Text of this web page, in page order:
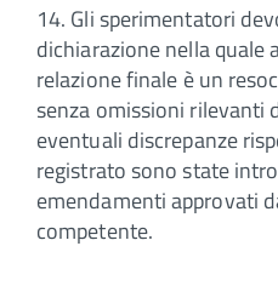
14. Gli sperimentatori
dichiarazione nella quale
relazione finale è un
senza omissioni rilevanti
eventuali discrepanze
registrato sono state
emendamenti approvati
competente.